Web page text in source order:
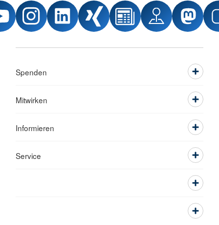
Spenden
Mitwirken
Informieren
Service